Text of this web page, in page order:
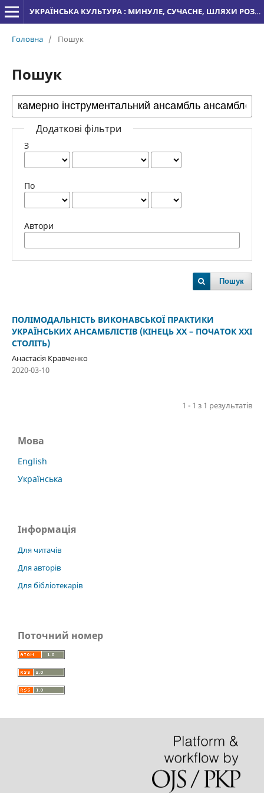
УКРАЇНСЬКА КУЛЬТУРА : МИНУЛЕ, СУЧАСНЕ, ШЛЯХИ РОЗВИТКУ
Головна / Пошук
Пошук
Додаткові фільтри
З
По
Автори
Пошук
ПОЛІМОДАЛЬНІСТЬ ВИКОНАВСЬКОЇ ПРАКТИКИ
УКРАЇНСЬКИХ АНСАМБЛІСТІВ (КІНЕЦЬ ХХ – ПОЧАТОК ХХІ
СТОЛІТЬ)
Анастасія Кравченко
2020-03-10
1 - 1 з 1 результатів
Мова
English
Українська
Інформація
Для читачів
Для авторів
Для бібліотекарів
Поточний номер